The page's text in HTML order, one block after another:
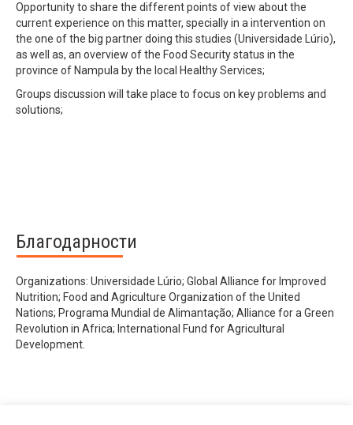
Opportunity to share the different points of view about the
current experience on this matter, specially in a intervention on
the one of the big partner doing this studies (Universidade Lúrio),
as well as, an overview of the Food Security status in the
province of Nampula by the local Healthy Services;
Groups discussion will take place to focus on key problems and
solutions;
Благодарности
Organizations: Universidade Lúrio; Global Alliance for Improved
Nutrition; Food and Agriculture Organization of the United
Nations; Programa Mundial de Alimantação; Alliance for a Green
Revolution in Africa; International Fund for Agricultural
Development.